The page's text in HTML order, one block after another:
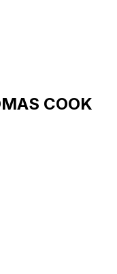
COOK